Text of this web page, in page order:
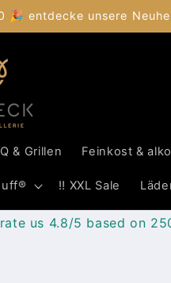
🎉 entdecke unsere
& Grillen Feinkost &
‼️ XXL Sale
us 4.8/5 based on